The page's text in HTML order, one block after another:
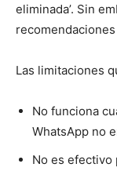
eliminada’. Sin
Las limitaciones
No funciona
WhatsApp no
No es efectivo